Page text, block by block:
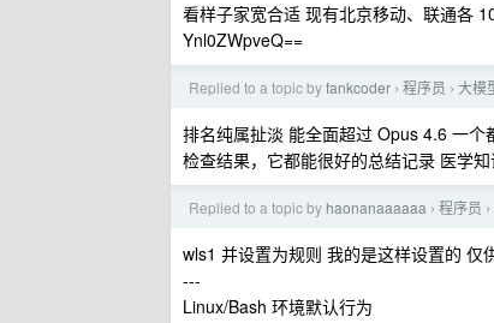
看样子家宽合适 现有北京移动、联通各
Ynl0ZWpveQ==
Replied to a topic byfankcoder › 程序员 › 大模
排名纯属扯淡 能全面超过 Opus 4.6 一
检查结果，它都能很好的总结记录 医学
Replied to a topic by haonanaaaaaa › 程序员 ›
wls1 并设置为规则 我的是这样设置的 仅
---
Linux/Bash 环境默认行为